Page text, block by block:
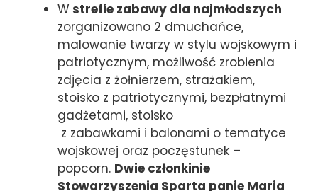
W strefie zabawy dla najmłodszych
zorganizowano 2 dmuchańce,
malowanie twarzy w stylu wojskowym i
patriotycznym, możliwość zrobienia
zdjęcia z żołnierzem, strażakiem,
stoisko z patriotycznymi, bezpłatnymi
gadżetami, stoisko
z zabawkami i balonami o tematyce
wojskowej oraz poczęstunek –
popcorn. Dwie członkinie
Stowarzyszenia Sparta panie Maria